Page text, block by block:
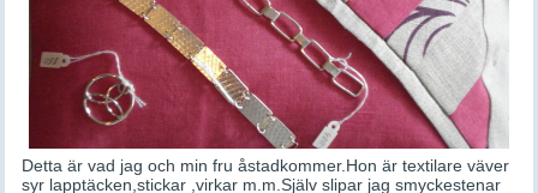
Detta är vad jag och min fru åstadkommer.Hon är textilare väver
syr lapptäcken,stickar ,virkar m.m.Själv slipar jag smyckestenar